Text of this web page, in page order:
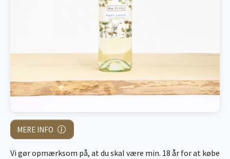
MERE INFO
Vi gør opmærksom på, at du skal være min. 18 år for at købe